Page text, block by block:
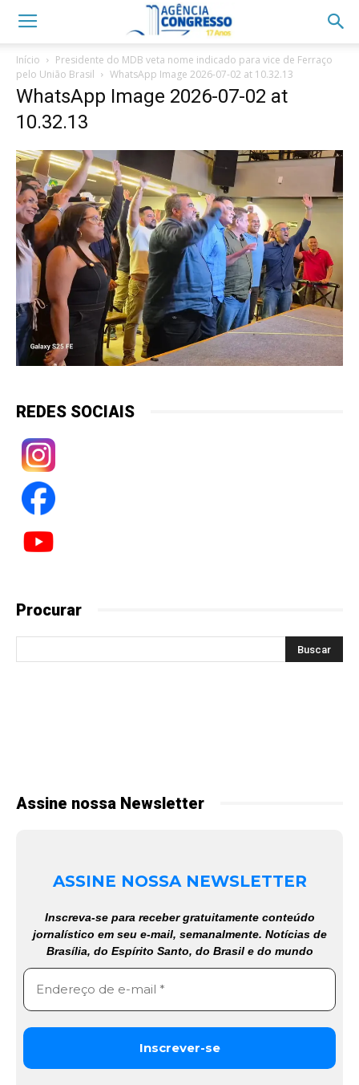
Início
Presidente do MDB veta nome indicado para vice de Ferraço
pelo União Brasil
WhatsApp Image 2026-07-02 at 10.32.13
WhatsApp Image 2026-07-02 at
10.32.13
REDES SOCIAIS
Procurar
Assine nossa Newsletter
ASSINE NOSSA NEWSLETTER
Inscreva-se para receber gratuitamente conteúdo
jornalístico em seu e-mail, semanalmente. Notícias de
Brasília, do Espírito Santo, do Brasil e do mundo